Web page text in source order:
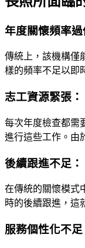
年度關懷頻率過
傳統上，該機構僅
樣的頻率不足以即
志工資源緊張：
每次年度檢查都需
進行這些工作。由
後續跟進不足：
在傳統的關懷模式
時的後續跟進，這
服務個性化不足